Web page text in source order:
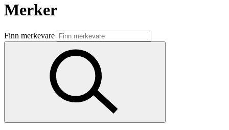
Butikker
Mat og drikke
Aktiviteter
Merker
Finn merkevare